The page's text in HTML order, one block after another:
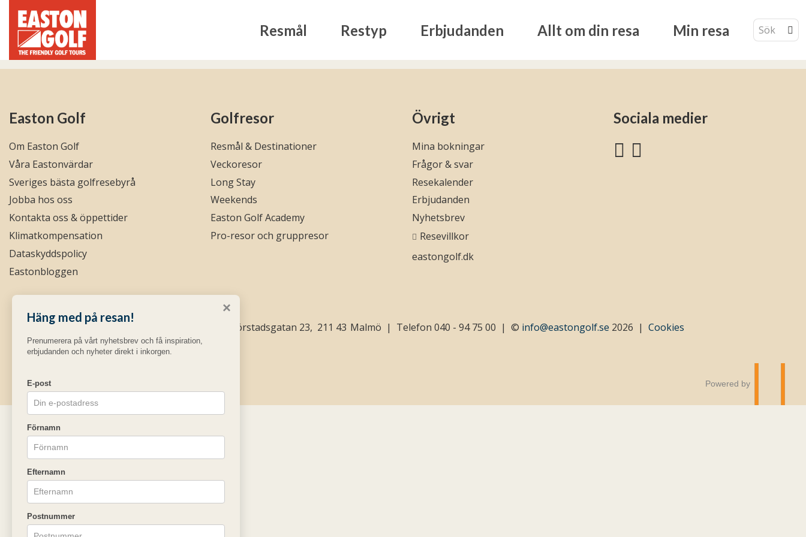
Resmål Restyp Erbjudanden Allt om din resa Min resa
Easton Golf
Om Easton Golf
Våra Eastonvärdar
Sveriges bästa golfresebyrå
Jobba hos oss
Kontakta oss & öppettider
Klimatkompensation
Dataskyddspolicy
Eastonbloggen
Golfresor
Resmål & Destinationer
Veckoresor
Long Stay
Weekends
Easton Golf Academy
Pro-resor och gruppresor
Övrigt
Mina bokningar
Frågor & svar
Resekalender
Erbjudanden
Nyhetsbrev
Resevillkor
eastongolf.dk
Sociala medier
Södra Förstadsgatan 23 211 43 Malmö Telefon 040 - 94 75 00 © info@eastongolf.se 2026 Cookies
Powered by
×
Häng med på resan!
Prenumerera på vårt nyhetsbrev och få inspiration,
erbjudanden och nyheter direkt i inkorgen.
E-post
Förnamn
Efternamn
Postnummer